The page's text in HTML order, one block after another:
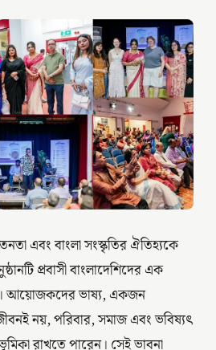
এবং বাংলা সংস্কৃতির ঐতিহ্যকে
প্রবাসী বাংলাদেশিদের এক
আয়োজকদের ভাষ্য, একজন
নয়, পরিবার, সমাজ এবং ভবিষ্যৎ
রাখতে পারেন। সেই ভাবনা